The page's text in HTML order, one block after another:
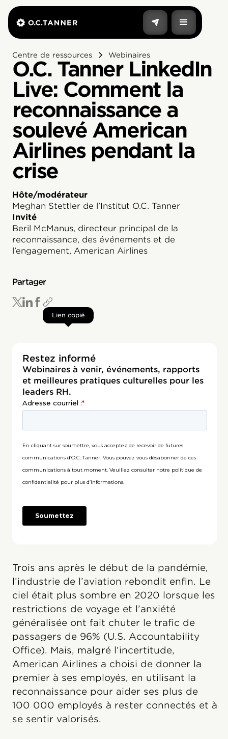
Centre de ressources Webinaires
O.C. Tanner LinkedIn
Live: Comment la
reconnaissance a
soulevé American
Airlines pendant la
crise
Hôte/modérateur
Meghan Stettler de l’Institut O.C. Tanner
Invité
Beril McManus, directeur principal de la
reconnaissance, des événements et de
l’engagement, American Airlines
Partager
Lien copié
Restez informé
Webinaires à venir, événements, rapports
et meilleures pratiques culturelles pour les
leaders RH.
Trois ans après le début de la pandémie,
l’industrie de l’aviation rebondit enfin. Le
ciel était plus sombre en 2020 lorsque les
restrictions de voyage et l’anxiété
généralisée ont fait chuter le trafic de
passagers de 96% (U.S. Accountability
Office). Mais, malgré l’incertitude,
American Airlines a choisi de donner la
premier à ses employés, en utilisant la
reconnaissance pour aider ses plus de
100 000 employés à rester connectés et à
se sentir valorisés.